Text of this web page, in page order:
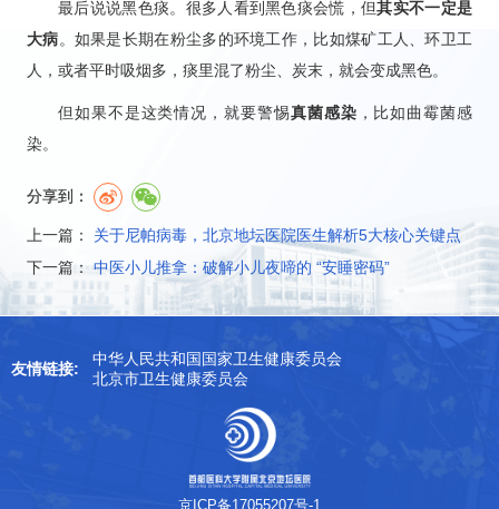
最后说说黑色痰。很多人看到黑色痰会慌，但其实不一定是
大病。如果是长期在粉尘多的环境工作，比如煤矿工人、环卫工
人，或者平时吸烟多，痰里混了粉尘、炭末，就会变成黑色。
但如果不是这类情况，就要警惕真菌感染 ，比如曲霉菌感
染。
分享到：
上一篇：
关于尼帕病毒，北京地坛医院医生解析5大核心关键点
下一篇： 中医小儿推拿：破解小儿夜啼的 “安睡密码”
友情链接:
中华人民共和国国家卫生健康委员会
北京市卫生健康委员会
京ICP备17055207号-1